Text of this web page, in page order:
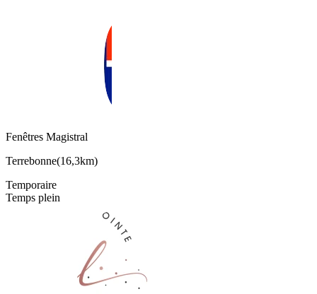
Fenêtres Magistral
Terrebonne(16,3km)
Temporaire
Temps plein